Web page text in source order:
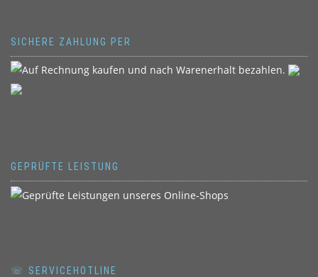
SICHERE ZAHLUNG PER
GEPRÜFTE LEISTUNG
☏ SERVICEHOTLINE